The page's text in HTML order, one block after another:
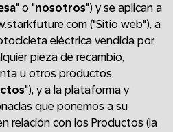
" o "nosotros") y se aplican a
("Sitio web"), a
eléctrica vendida por
pieza de recambio,
u otros productos
"), y a la plataforma y
que ponemos a su
relación con los Productos (la